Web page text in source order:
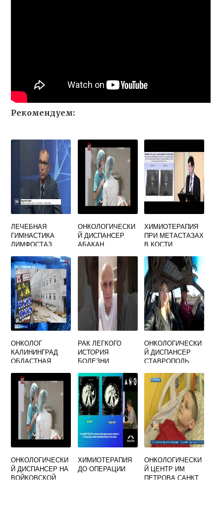
Рекомендуем:
ЛЕЧЕБНАЯ
ГИМНАСТИКА
ЛИМФОСТАЗ
ОНКОЛОГИЧЕСКИ
Й ДИСПАНСЕР
АБАКАН
ТЕЛЕФОН
ХИМИОТЕРАПИЯ
ПРИ МЕТАСТАЗАХ
В КОСТИ
ОНКОЛОГ
КАЛИНИНГРАД
ОБЛАСТНАЯ
РАК ЛЕГКОГО
ИСТОРИЯ
БОЛЕЗНИ
ОНКОЛОГИЧЕСКИ
Й ДИСПАНСЕР
СТАВРОПОЛЬ
ОНКОЛОГИЧЕСКИ
Й ДИСПАНСЕР НА
ВОЙКОВСКОЙ
ХИМИОТЕРАПИЯ
ДО ОПЕРАЦИИ
ОНКОЛОГИЧЕСКИ
Й ЦЕНТР ИМ
ПЕТРОВА САНКТ